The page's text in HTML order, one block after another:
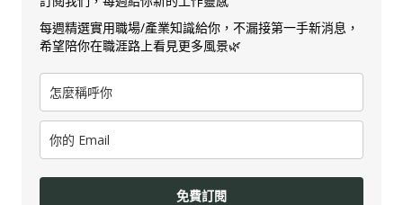
每週精選實用職場/產業知識給你，不漏接第一手新消息，
希望陪你在職涯路上看見更多風景🌿
免費訂閱